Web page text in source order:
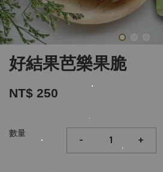
好結果芭樂果脆
NT$ 250
數量 - +